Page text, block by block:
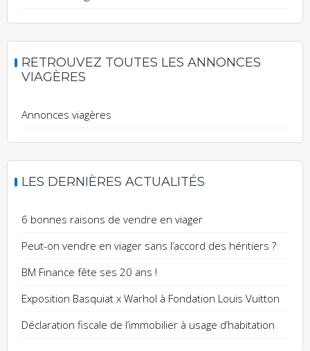
RETROUVEZ TOUTES LES ANNONCES
VIAGÈRES
Annonces viagères
LES DERNIÈRES ACTUALITÉS
6 bonnes raisons de vendre en viager
Peut-on vendre en viager sans l’accord des héritiers ?
BM Finance fête ses 20 ans !
Exposition Basquiat x Warhol à Fondation Louis Vuitton
Déclaration fiscale de l’immobilier à usage d’habitation